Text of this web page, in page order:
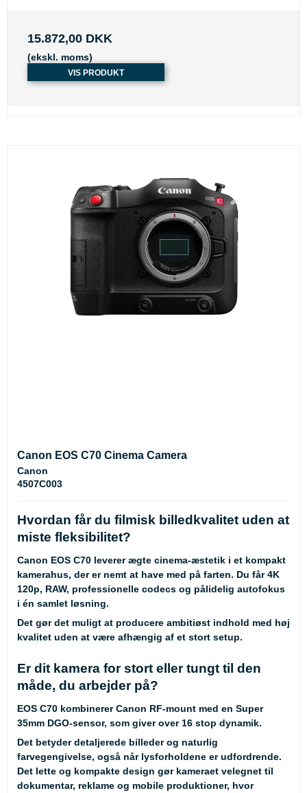
15.872,00 DKK
(ekskl. moms)
VIS PRODUKT
Canon EOS C70 Cinema Camera
Canon
4507C003
Hvordan får du filmisk billedkvalitet uden at
miste fleksibilitet?
Canon EOS C70 leverer ægte cinema-æstetik i et kompakt
kamerahus, der er nemt at have med på farten. Du får 4K
120p, RAW, professionelle codecs og pålidelig autofokus
i én samlet løsning.
Det gør det muligt at producere ambitiøst indhold med høj
kvalitet uden at være afhængig af et stort setup.
Er dit kamera for stort eller tungt til den
måde, du arbejder på?
EOS C70 kombinerer Canon RF-mount med en Super
35mm DGO-sensor, som giver over 16 stop dynamik.
Det betyder detaljerede billeder og naturlig
farvegengivelse, også når lysforholdene er udfordrende.
Det lette og kompakte design gør kameraet velegnet til
dokumentar, reklame og mobile produktioner, hvor